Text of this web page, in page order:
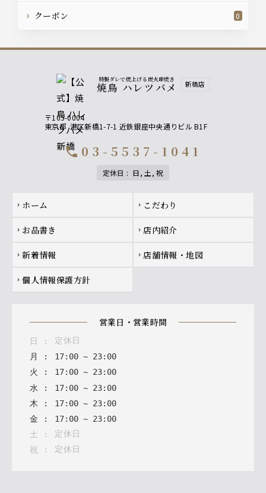
クーポン 0
特製ダレで焼上げる炭火串焼き
焼鳥 ハレツバメ 新橋店
〒105-0004
東京都 港区新橋1-7-1 近鉄銀座中央通りビル B1F
call 03-5537-1041
定休日 : 日, 土, 祝
Footer navigation
chevron_right ホーム chevron_right こだわり
chevron_right お品書き chevron_right 店内紹介
chevron_right 新着情報 chevron_right 店舗情報・地図
chevron_right 個人情報保護方針
営業日・営業時間
日 :
定休日
月
: 17: 00 ~ 23: 00
火
: 17: 00 ~ 23: 00
水 : 17: 00 ~ 23: 00
木 : 17: 00 ~ 23: 00
金 : 17: 00 ~ 23: 00
土
:
定休日
祝 : 定休日